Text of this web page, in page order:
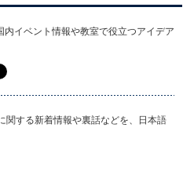
内イベント情報や教室で役立つアイデア
する新着情報や裏話などを、日本語